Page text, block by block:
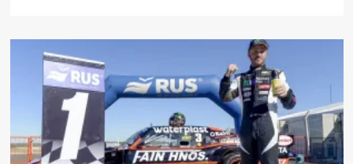
Pedro
Cardozo
dueño
de
la
pole
del
TCR
en